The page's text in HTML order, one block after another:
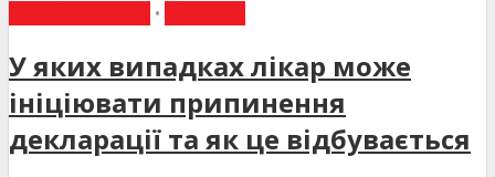
•
У яких випадках лікар може
ініціювати припинення
декларації та як це відбувається